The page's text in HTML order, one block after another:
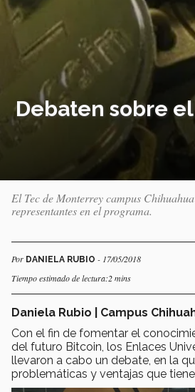
Debaten sobre
El Tec de Monterrey campus
representantes en el programa.
Por DANIELA RUBIO - 17/05/2018
Tiempo estimado de lectura:2 mins
Daniela Rubio | Campus
Con el fin de fomentar el
del futuro Bitcoin, los Enlaces
llevaron a cabo un debate, en la
problemáticas y ventajas que